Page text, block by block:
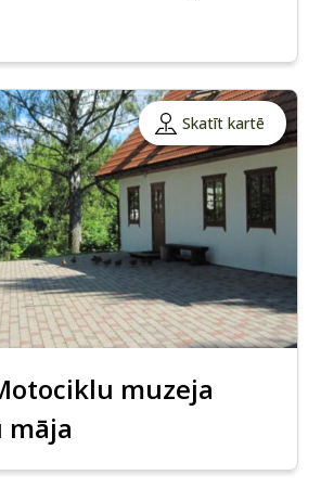
Skatīt kartē
muzeja
māja